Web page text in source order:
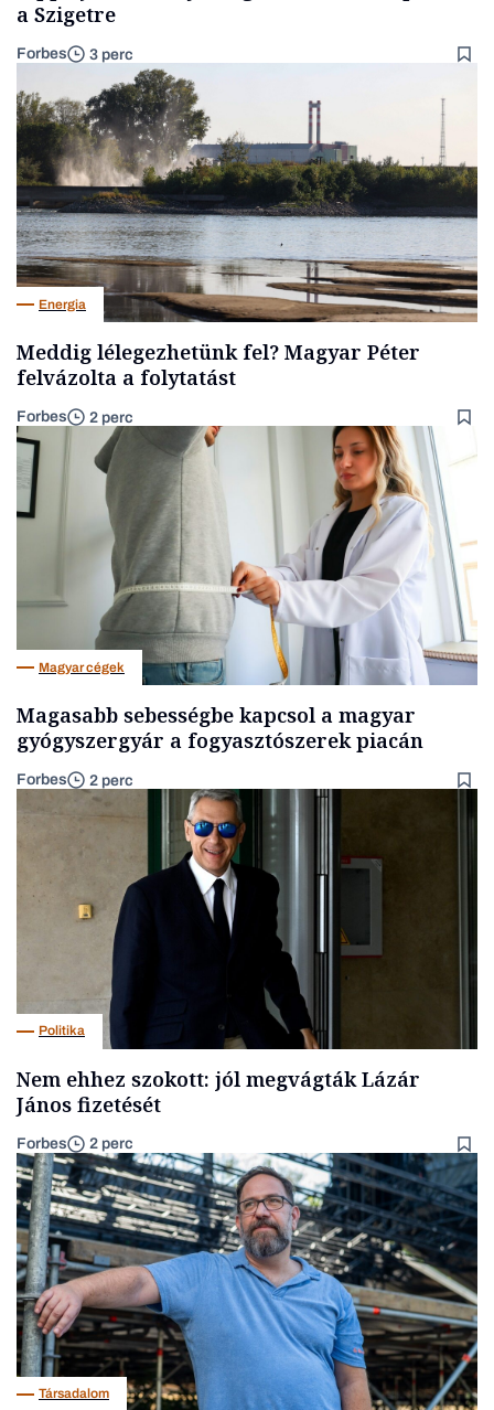
a Szigetre
Forbes 3 perc
Energia
Meddig lélegezhetünk fel? Magyar Péter
felvázolta a folytatást
Forbes 2 perc
Magyar cégek
Magasabb sebességbe kapcsol a magyar
gyógyszergyár a fogyasztószerek piacán
Forbes 2 perc
Politika
Nem ehhez szokott: jól megvágták Lázár
János fizetését
Forbes 2 perc
Társadalom